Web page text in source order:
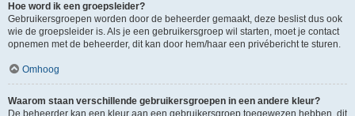
Hoe word ik een groepsleider?
Gebruikersgroepen worden door de beheerder gemaakt, deze beslist dus ook
wie de groepsleider is. Als je een gebruikersgroep wil starten, moet je contact
opnemen met de beheerder, dit kan door hem/haar een privébericht te sturen.
Omhoog
Waarom staan verschillende gebruikersgroepen in een andere kleur?
De beheerder kan een kleur aan een gebruikersgroep toegewezen hebben, dit